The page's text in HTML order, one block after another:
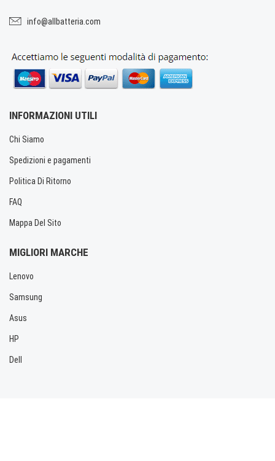
info@allbatteria.com
INFORMAZIONI UTILI
Chi Siamo
Spedizioni e pagamenti
Politica Di Ritorno
FAQ
Mappa Del Sito
MIGLIORI MARCHE
Lenovo
Samsung
Asus
HP
Dell